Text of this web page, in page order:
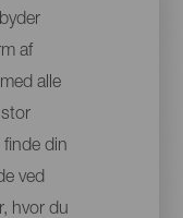
af
alle
din
ved
hvor du